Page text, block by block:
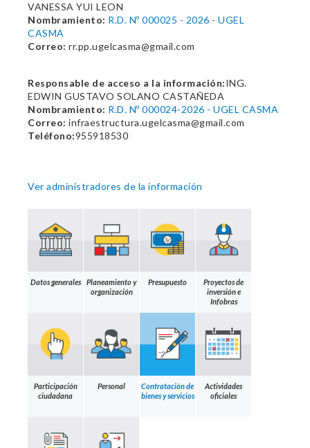
VANESSA YUI LEON
Nombramiento: R.D. Nº 000025 - 2026 - UGEL
CASMA
Correo: rr.pp.ugelcasma@gmail.com
Responsable de acceso a la información:ING.
EDWIN GUSTAVO SOLANO CASTAÑEDA
Nombramiento: R.D. Nº 000024-2026 - UGEL CASMA
Correo: infraestructura.ugelcasma@gmail.com
Teléfono:955918530
Ver administradores de la información
Datos generales
Planeamiento y
organización
Presupuesto
Proyectos de
inversión e
Infobras
Participación
ciudadana
Personal
Contratación de
bienes y servicios
Actividades
oficiales